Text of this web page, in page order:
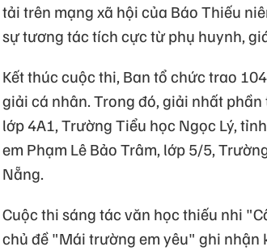
tải trên mạng xã hội của Báo Thiếu
sự tương tác tích cực từ phụ huynh,
Kết thúc cuộc thi, Ban tổ chức trao
giải cá nhân. Trong đó, giải nhất
lớp 4A1, Trường Tiểu học Ngọc Lý,
em Phạm Lê Bảo Trâm, lớp 5/5,
Nẵng.
Cuộc thi sáng tác văn học thiếu nhi
chủ đề "Mái trường em yêu" ghi nhận